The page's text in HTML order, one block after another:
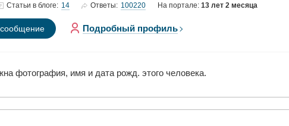
Статьи в блоге: 14 Ответы: 100220 На портале: 13 лет 2 месяца
Подробный профиль
фотография, имя и дата рожд. этого человека.